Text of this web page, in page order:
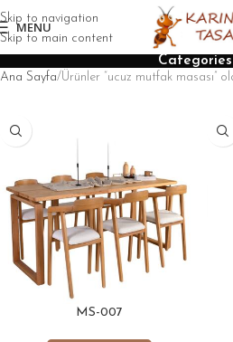
Skip to navigation
Skip to main content
MENU
Categories
Ana Sayfa Ürünler “ucuz mutfak masası”
MS-007